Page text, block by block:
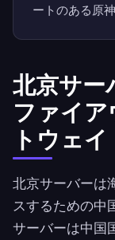
ートのある原
北京サー
ファイ
トウェイ
北京サーバーは
スするための中
サーバーは中国